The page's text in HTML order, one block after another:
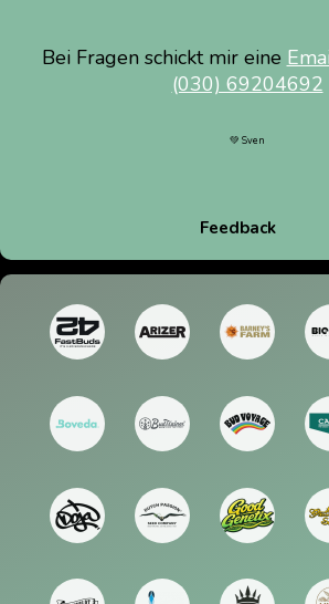
Bei Fragen schickt mir eine
(030) 69204692
💚 Sven
Feedback